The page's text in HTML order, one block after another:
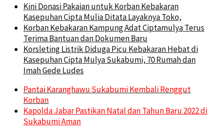
Kini Donasi Pakaian untuk Korban Kebakaran
Kasepuhan Cipta Mulia Ditata Layaknya Toko,
Korban Kebakaran Kampung Adat Ciptamulya Terus
Terima Bantuan dan Dokumen Baru
Korsleting Listrik Diduga Picu Kebakaran Hebat di
Kasepuhan Cipta Mulya Sukabumi, 70 Rumah dan
Imah Gede Ludes
Pantai Karanghawu Sukabumi Kembali Renggut
Korban
Kapolda Jabar Pastikan Natal dan Tahun Baru 2022 di
Sukabumi Aman